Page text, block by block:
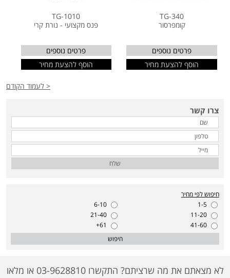
TG-340
קומפרסור
פרטים נוספים
הוסף להצעת מחיר
TG-1010
פנס מקצועי - נורת קרי
פרטים נוספים
הוסף להצעת מחיר
< לעמוד הקודם
צרו קשר
שלח
חיפוש לפי מחיר
1-5
6-10
11-20
21-40
41-60
61+
חיפוש
לא מצאתם את מה שרציתם? התקשרו 03-9628810 או מלאו